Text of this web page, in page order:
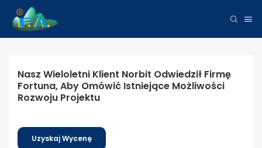
Nasz Wieloletni Klient Norbit Odwiedził Firmę
Fortuna, Aby Omówić Istniejące Możliwości
Rozwoju Projektu
Uzyskaj Wycenę